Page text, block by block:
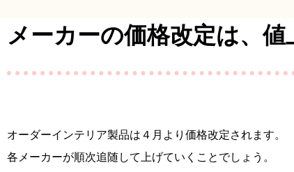
メーカーの価格改定は、値
オーダーインテリア製品は４月より価格改定されます。
各メーカーが順次追随して上げていくことでしょう。